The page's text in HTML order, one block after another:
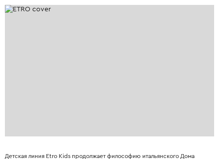
Детская линия Etro Kids продолжает философию итальянского Дома